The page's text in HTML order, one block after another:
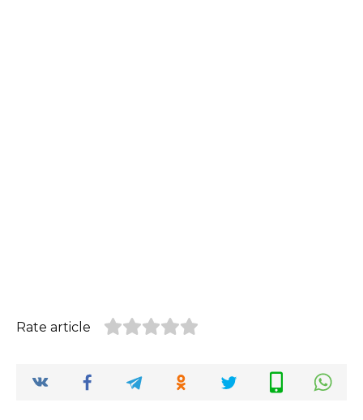
Rate article